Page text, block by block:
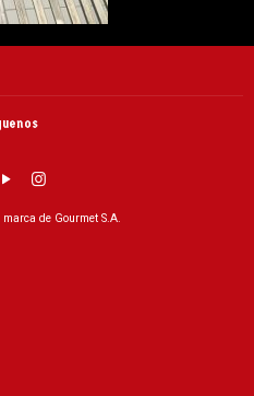
de Gourmet S.A.